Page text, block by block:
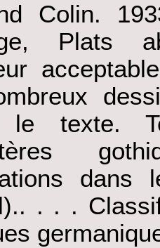
Colin.
Plats
le texte.
dans
. . .